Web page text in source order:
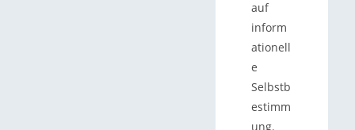
auf
inform
ationell
e
Selbstb
estimm
ung.